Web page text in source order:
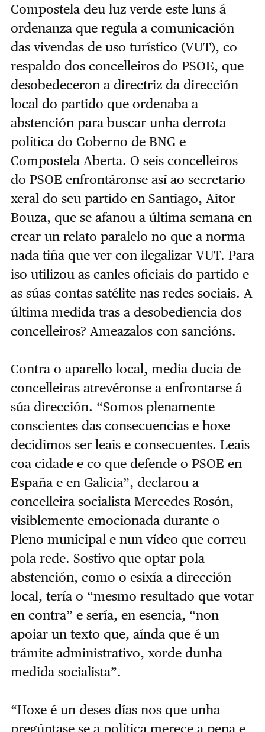
Compostela deu luz verde este luns á
ordenanza que regula a comunicación
das vivendas de uso turístico (VUT), co
respaldo dos concelleiros do PSOE, que
desobedeceron a directriz da dirección
local do partido que ordenaba a
abstención para buscar unha derrota
política do Goberno de BNG e
Compostela Aberta. O seis concelleiros
do PSOE enfrontáronse así ao secretario
xeral do seu partido en Santiago, Aitor
Bouza, que se afanou a última semana en
crear un relato paralelo no que a norma
nada tiña que ver con ilegalizar VUT. Para
iso utilizou as canles oficiais do partido e
as súas contas satélite nas redes sociais. A
última medida tras a desobediencia dos
concelleiros? Ameazalos con sancións.
Contra o aparello local, media ducia de
concelleiras atrevéronse a enfrontarse á
súa dirección. “Somos plenamente
conscientes das consecuencias e hoxe
decidimos ser leais e consecuentes. Leais
coa cidade e co que defende o PSOE en
España e en Galicia”, declarou a
concelleira socialista Mercedes Rosón,
visiblemente emocionada durante o
Pleno municipal e nun vídeo que correu
pola rede. Sostivo que optar pola
abstención, como o esixía a dirección
local, tería o “mesmo resultado que votar
en contra” e sería, en esencia, “non
apoiar un texto que, aínda que é un
trámite administrativo, xorde dunha
medida socialista”.
“Hoxe é un deses días nos que unha
pregúntase se a política merece a pena e